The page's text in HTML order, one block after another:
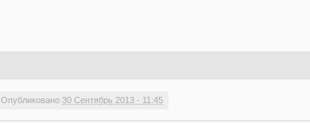
Опубликовано30 Сентябрь 2013 - 11:45